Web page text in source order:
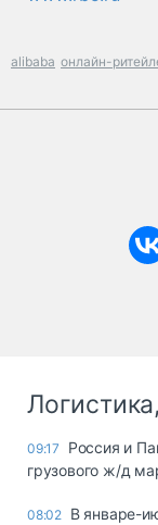
alibaba онлайн-
09:17
Россия и
грузового ж/д
08:02 В январе-